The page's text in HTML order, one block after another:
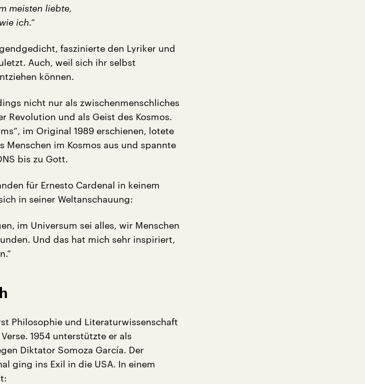
meisten liebte,
ich.“
faszinierte den Lyriker und
Auch, weil sich ihr selbst
können.
nicht nur als zwischenmenschliches
Revolution und als Geist des Kosmos.
im Original 1989 erschienen, lotete
Menschen im Kosmos aus und spannte
bis zu Gott.
für Ernesto Cardenal in keinem
in seiner Weltanschauung:
im Universum sei alles, wir Menschen
Und das hat mich sehr inspiriert,
Philosophie und Literaturwissenschaft
1954 unterstützte er als
Diktator Somoza García. Der
ging ins Exil in die USA. In einem